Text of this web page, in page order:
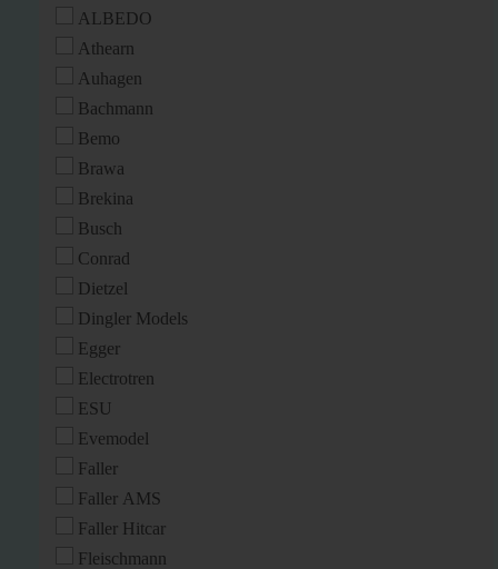
ALBEDO
Athearn
Auhagen
Bachmann
Bemo
Brawa
Brekina
Busch
Conrad
Dietzel
Dingler Models
Egger
Electrotren
ESU
Evemodel
Faller
Faller AMS
Faller Hitcar
Fleischmann